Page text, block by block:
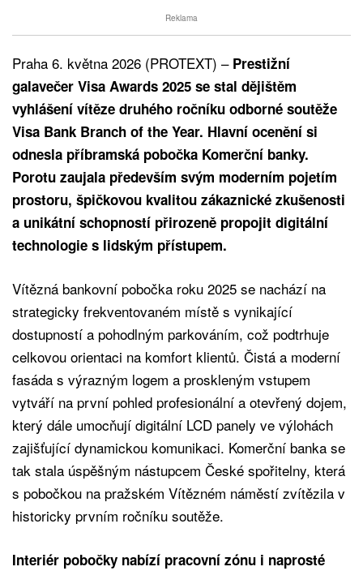
Reklama
Praha 6. května 2026 (PROTEXT) – Prestižní
galavečer Visa Awards 2025 se stal dějištěm
vyhlášení vítěze druhého ročníku odborné soutěže
Visa Bank Branch of the Year. Hlavní ocenění si
odnesla příbramská pobočka Komerční banky.
Porotu zaujala především svým moderním pojetím
prostoru, špičkovou kvalitou zákaznické zkušenosti
a unikátní schopností přirozeně propojit digitální
technologie s lidským přístupem.
Vítězná bankovní pobočka roku 2025 se nachází na
strategicky frekventovaném místě s vynikající
dostupností a pohodlným parkováním, což podtrhuje
celkovou orientaci na komfort klientů. Čistá a moderní
fasáda s výrazným logem a proskleným vstupem
vytváří na první pohled profesionální a otevřený dojem,
který dále umocňují digitální LCD panely ve výlohách
zajišťující dynamickou komunikaci. Komerční banka se
tak stala úspěšným nástupcem České spořitelny, která
s pobočkou na pražském Vítězném náměstí zvítězila v
historicky prvním ročníku soutěže.
Interiér pobočky nabízí pracovní zónu i naprosté